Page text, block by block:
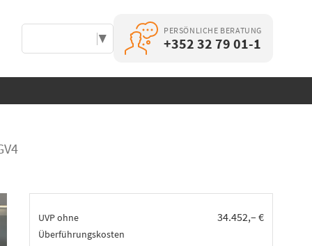
▼
PERSÖNLICHE BERATUNG
+352 32 79 01-1
UVP ohne
Überführungskosten
34.452,– €